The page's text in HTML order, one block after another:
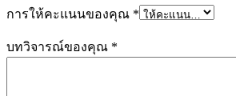
การให้คะแนนของคุณ *
บทวิจารณ์ของคุณ *